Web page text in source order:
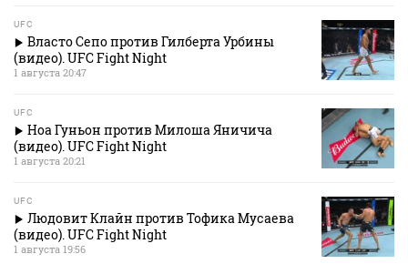
UFC
Власто Сепо против Гилберта Урбины
(видео). UFC Fight Night
1 августа 20:47
UFC
Ноа Гуньон против Милоша Яничича
(видео). UFC Fight Night
1 августа 20:21
UFC
Людовит Клайн против Тофика Мусаева
(видео). UFC Fight Night
1 августа 19:56